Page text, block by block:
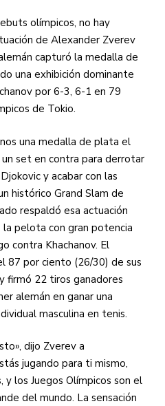
olímpicos, no hay
de Alexander Zverev
capturó la medalla de
una exhibición dominante
por 6-3, 6-1 en 79
de Tokio.
una medalla de plata el
set en contra para derrotar
y acabar con las
histórico Grand Slam de
respaldó esa actuación
pelota con gran potencia
contra Khachanov. El
87 por ciento (26/30) de sus
firmó 22 tiros ganadores
alemán en ganar una
masculina en tenis.
dijo Zverev a
jugando para ti mismo,
y los Juegos Olímpicos son el
del mundo. La sensación